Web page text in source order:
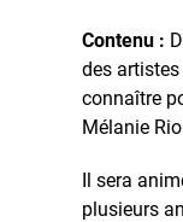
Contenu :
des
connaître
Mélanie
Il sera
plusieurs